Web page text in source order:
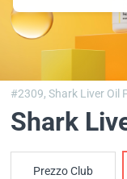
#2309,Shark Liver Oil
Shark
Prezzo Club